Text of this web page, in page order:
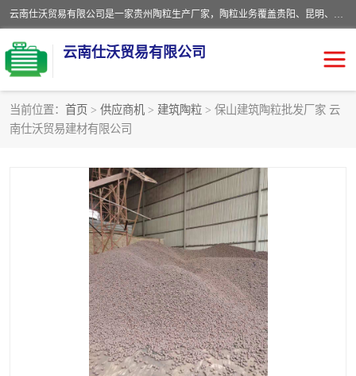
云南仕沃贸易有限公司是一家贵州陶粒生产厂家，陶粒业务覆盖贵阳、昆明、四川、云南、重庆等区域。批发贵阳陶粒、昆明陶粒、四川陶粒、云南陶粒、重庆陶粒，服务热线：*。仕沃贸易建材致力于建筑产业化、绿色建筑体系、产品和系统应用解决方案的企业。研发生产、销售和推广绿色建筑体系、建筑产业化体系的各种环保建筑产品。
云南仕沃贸易有限公司
当前位置： 首页 > 供应商机 > 建筑陶粒 > 保山建筑陶粒批发厂家 云
南仕沃贸易建材有限公司
陶粒
园林绿化陶粒 生物陶粒
粘土陶粒
陶粒回填